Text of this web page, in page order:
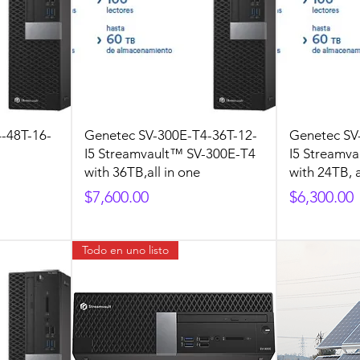
48T-16-
Genetec SV-300E-T4-36T-12-
I5 Streamvault™ SV-300E-T4
with 36TB,all in one
Precio
$7,600.00
Genetec
I5
with 24TB,
Precio
$6,300.00
Todo en uno listo